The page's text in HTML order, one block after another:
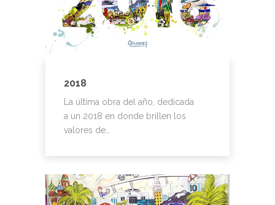
2018
La última obra del año, dedicada
a un 2018 en donde brillen los
valores de…